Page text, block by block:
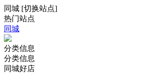
同城 [切换站点]
热门站点
同城
分类信息
分类信息
同城好店